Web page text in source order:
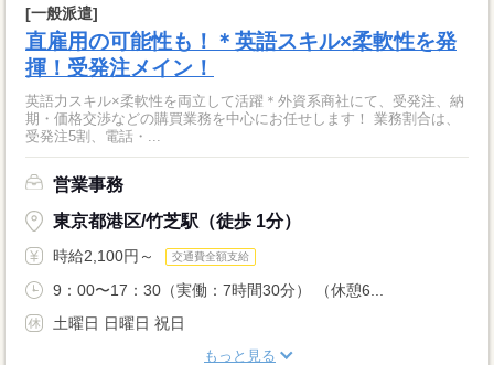
[一般派遣]
直雇用の可能性も！＊英語スキル×柔軟性を発
揮！受発注メイン！
英語力スキル×柔軟性を両立して活躍＊外資系商社にて、受発注、納
期・価格交渉などの購買業務を中心にお任せします！ 業務割合は、
受発注5割、電話・...
営業事務
東京都港区/竹芝駅（徒歩 1分）
時給2,100円～ 交通費全額支給
9：00〜17：30（実働：7時間30分） （休憩6...
土曜日 日曜日 祝日
もっと見る